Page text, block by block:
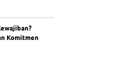
Komitmen